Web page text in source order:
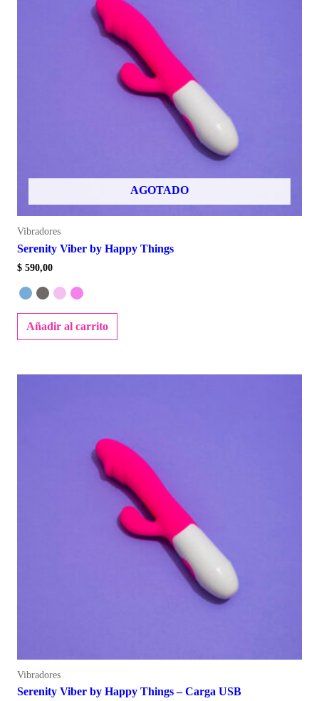
AGOTADO
Vibradores
Serenity Viber by Happy Things
$ 590,00
Añadir al carrito
Vibradores
Serenity Viber by Happy Things – Carga USB